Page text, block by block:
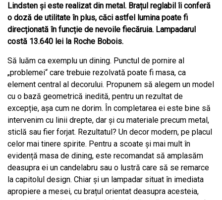
Lindsten și este realizat din metal. Brațul reglabil îi conferă
o doză de utilitate în plus, căci astfel lumina poate fi
direcționată în funcție de nevoile fiecăruia. Lampadarul
costă 13.640 lei la Roche Bobois.
Să luăm ca exemplu un dining. Punctul de pornire al
„problemei“ care trebuie rezolvată poate fi masa, ca
element central al decorului. Propunem să alegem un model
cu o bază geometrică inedită, pentru un rezultat de
excepție, așa cum ne dorim. În completarea ei este bine să
intervenim cu linii drepte, dar și cu materiale precum metal,
sticlă sau fier forjat. Rezultatul? Un decor modern, pe placul
celor mai tinere spirite. Pentru a scoate și mai mult în
evidență masa de dining, este recomandat să amplasăm
deasupra ei un candelabru sau o lustră care să se remarce
la capitolul design. Chiar și un lampadar situat în imediata
apropiere a mesei, cu brațul orientat deasupra acesteia,